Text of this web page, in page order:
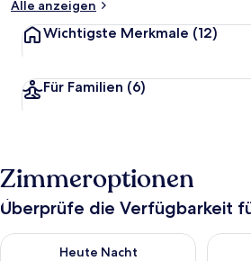
Alle anzeigen
Wichtigste Merkmale (12)
Für Familien (6)
Zimmeroptionen
Überprüfe die Verfügbarkeit
Heute Nacht
Überprüfe die Verfügbarkeit für heute